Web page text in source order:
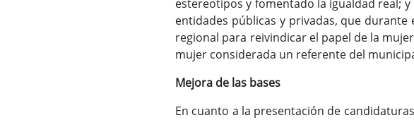
estereotipos y fomentado la igualdad real;
entidades públicas y privadas, que
regional para reivindicar el papel de la
mujer considerada un referente del
Mejora de las bases
En cuanto a la presentación de